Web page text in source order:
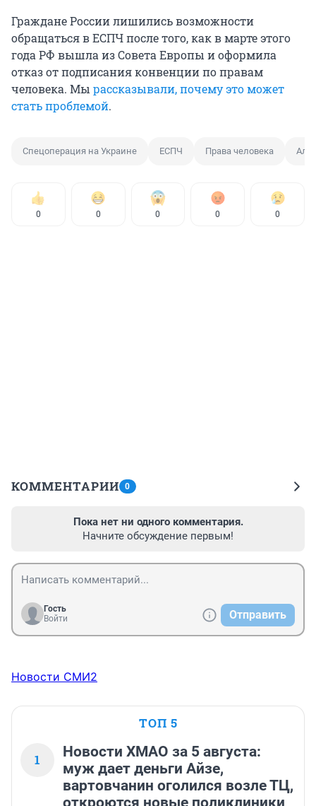
Граждане России лишились возможности
обращаться в ЕСПЧ после того, как в марте этого
года РФ вышла из Совета Европы и оформила
отказ от подписания конвенции по правам
человека. Мы рассказывали, почему это может
стать проблемой.
Спецоперация на Украине ЕСПЧ Права человека
0 0 0 0 0
КОММЕНТАРИИ 0
Пока нет ни одного комментария.
Начните обсуждение первым!
Гость
Войти
Отправить
Новости СМИ2
ТОП 5
1
Новости ХМАО за 5 августа:
муж дает деньги Айзе,
вартовчанин оголился возле ТЦ,